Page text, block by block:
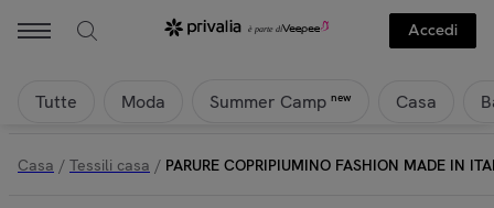
Accedi
Tutte Moda Summer Camp new Casa
Casa / Tessili casa / PARURE COPRIPIUMINO FASHION MADE IN